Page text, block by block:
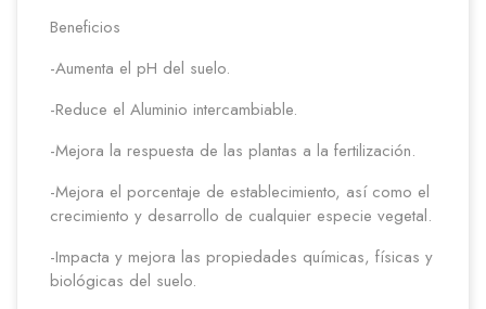
Beneficios
-Aumenta el pH del suelo.
-Reduce el Aluminio intercambiable.
-Mejora la respuesta de las plantas a la fertilización.
-Mejora el porcentaje de establecimiento, así como el
crecimiento y desarrollo de cualquier especie vegetal.
-Impacta y mejora las propiedades químicas, físicas y
biológicas del suelo.